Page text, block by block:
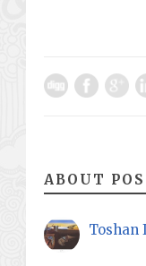
ABOUT
Toshan